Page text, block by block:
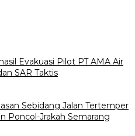
Evakuasi Pilot PT AMA Air
SAR Taktis
Sebidang Jalan Tertemper
Poncol-Jrakah Semarang